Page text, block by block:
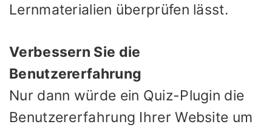
Lernmaterialien überprüfen lässt.
Verbessern Sie die
Benutzererfahrung
Nur dann würde ein Quiz-Plugin die
Benutzererfahrung Ihrer Website um